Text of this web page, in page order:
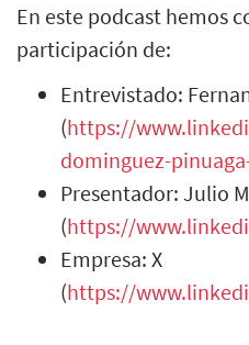
En este podcast hemos
participación de:
Entrevistado:
(https://
dominguez-
Presentador: Julio
(https://
Empresa: X
(https://